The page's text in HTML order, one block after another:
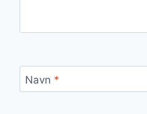
Navn *